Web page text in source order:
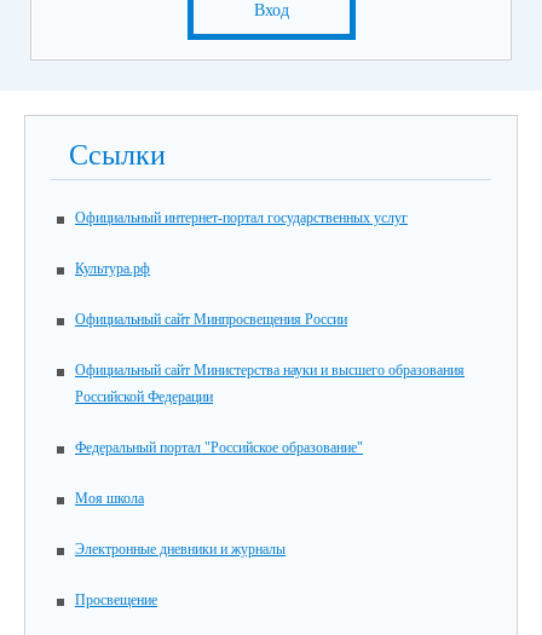
Вход
Ссылки
Официальный интернет-портал государственных услуг
Культура.рф
Официальный сайт Минпросвещения России
Официальный сайт Министерства науки и высшего образования
Российской Федерации
Федеральный портал "Российское образование"
Моя школа
Электронные дневники и журналы
Просвещение